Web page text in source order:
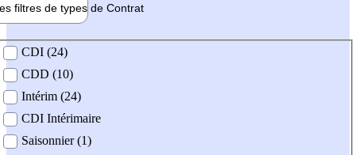
filtres de types de Contrat
contrat
CDI (24)
CDD (10)
Intérim (24)
CDI Intérimaire
Saisonnier (1)